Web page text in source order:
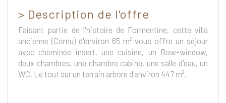
> Description de l'offre
Faisant partie de l'histoire de Formentine, cette villa
ancienne (Cornu) d'environ 65 m² vous offre un séjour
avec cheminée insert, une cuisine, un Bow-window,
deux chambres, une chambre cabine, une salle d'eau, un
WC. Le tout sur un terrain arboré d'environ 447 m².